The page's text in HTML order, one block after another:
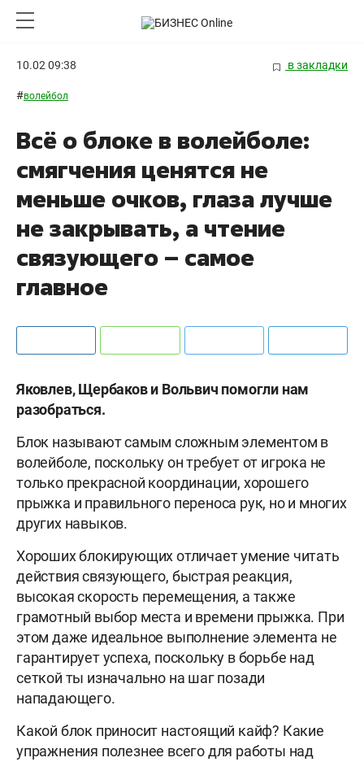
10.02 09:38 в закладки
#волейбол
Всё о блоке в волейболе:
смягчения ценятся не
меньше очков, глаза лучше
не закрывать, а чтение
связующего – самое
главное
Яковлев, Щербаков и Вольвич помогли нам
разобраться.
Блок называют самым сложным элементом в
волейболе, поскольку он требует от игрока не
только прекрасной координации, хорошего
прыжка и правильного переноса рук, но и многих
других навыков.
Хороших блокирующих отличает умение читать
действия связующего, быстрая реакция,
высокая скорость перемещения, а также
грамотный выбор места и времени прыжка. При
этом даже идеальное выполнение элемента не
гарантирует успеха, поскольку в борьбе над
сеткой ты изначально на шаг позади
нападающего.
Какой блок приносит настоящий кайф? Какие
упражнения полезнее всего для работы над